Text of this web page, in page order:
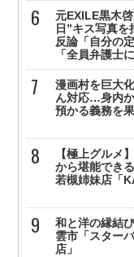
元EXILE黒木
日”キス写真
反論「自分の
「全員弁護士
漫画村を巨大
ん対応…身内
預かる義務を
【極上グルメ
から堪能でき
若槻姉妹店「
和と洋の縁結
雲市「スター
店」